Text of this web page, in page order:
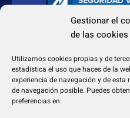
Gestionar el
de las cookies
Utilizamos cookies propias y de
estadística el uso que haces de la
experiencia de navegación y de
de navegación posible. Puedes
preferencias en:
dapp@dappeditorial.es